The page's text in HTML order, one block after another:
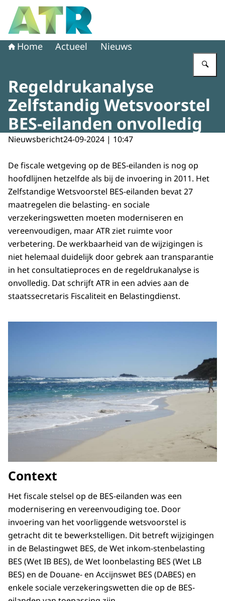
Naar de homepage van Adviescollege toetsing regeldruk
Home Actueel Nieuws
Regeldrukanalyse
Zelfstandig Wetsvoorstel
BES-eilanden onvolledig
Nieuwsbericht24-09-2024 | 10:47
De fiscale wetgeving op de BES-eilanden is nog op
hoofdlijnen hetzelfde als bij de invoering in 2011. Het
Zelfstandige Wetsvoorstel BES-eilanden bevat 27
maatregelen die belasting- en sociale
verzekeringswetten moeten moderniseren en
vereenvoudigen, maar ATR ziet ruimte voor
verbetering. De werkbaarheid van de wijzigingen is
niet helemaal duidelijk door gebrek aan transparantie
in het consultatieproces en de regeldrukanalyse is
onvolledig. Dat schrijft ATR in een advies aan de
staatssecretaris Fiscaliteit en Belastingdienst.
Context
Het fiscale stelsel op de BES-eilanden was een
modernisering en vereenvoudiging toe. Door
invoering van het voorliggende wetsvoorstel is
getracht dit te bewerkstelligen. Dit betreft wijzigingen
in de Belastingwet BES, de Wet inkom-stenbelasting
BES (Wet IB BES), de Wet loonbelasting BES (Wet LB
BES) en de Douane- en Accijnswet BES (DABES) en
enkele sociale verzekeringswetten die op de BES-